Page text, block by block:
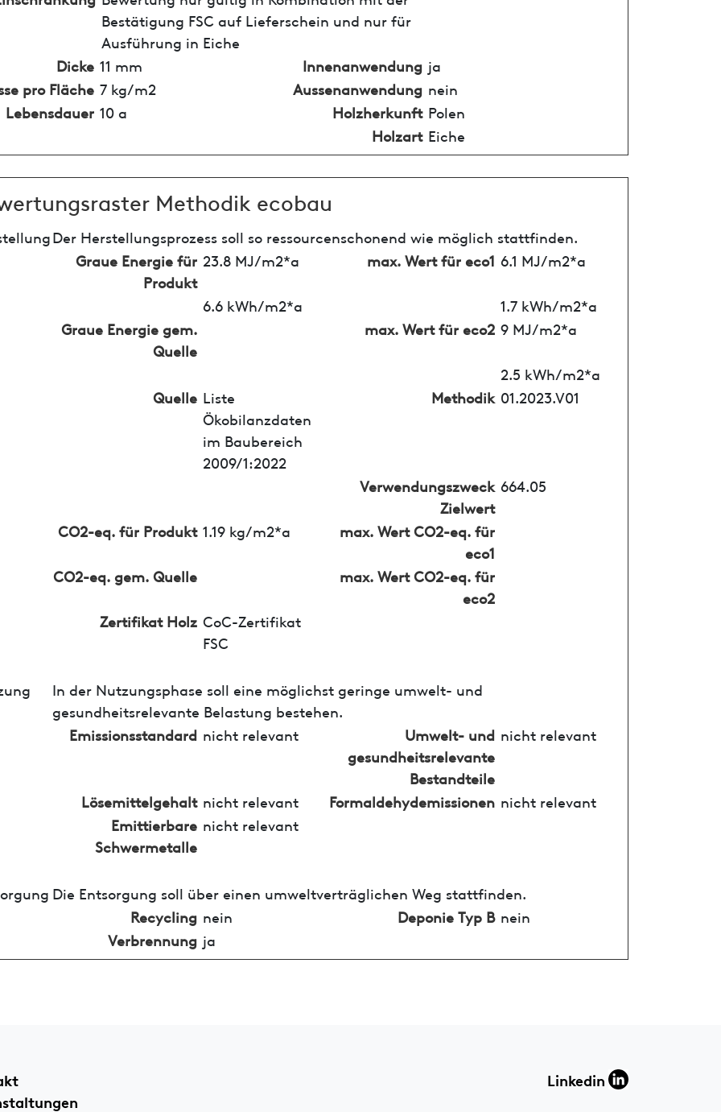
Bestätigung FSC auf Lieferschein und nur für
Ausführung in Eiche
Dicke 11 mm Innenanwendung ja
pro Fläche 7 kg/m2 Aussenanwendung nein
Lebensdauer 10 a Holzherkunft Polen
Holzart Eiche
Methodik ecobau
Der Herstellungsprozess soll so ressourcenschonend wie möglich stattfinden.
Graue Energie für
Produkt
23.8 MJ/m2*a max. Wert für eco1 6.1 MJ/m2*a
6.6 kWh/m2*a
1.7 kWh/m2*a
Graue Energie gem.
Quelle
max. Wert für eco2 9 MJ/m2*a
2.5 kWh/m2*a
Quelle Liste
Ökobilanzdaten
im Baubereich
2009/1:2022
Methodik 01.2023.V01
Verwendungszweck
Zielwert
664.05
CO2-eq. für Produkt 1.19 kg/m2*a
max. Wert CO2-eq. für
eco1
CO2-eq. gem. Quelle
max. Wert CO2-eq. für
eco2
Zertifikat Holz CoC-Zertifikat
FSC
In der Nutzungsphase soll eine möglichst geringe umwelt- und
gesundheitsrelevante Belastung bestehen.
Emissionsstandard nicht relevant
Umwelt- und
gesundheitsrelevante
Bestandteile
nicht relevant
Lösemittelgehalt nicht relevant Formaldehydemissionen nicht relevant
Emittierbare
Schwermetalle
nicht relevant
Die Entsorgung soll über einen umweltverträglichen Weg stattfinden.
Recycling nein Deponie Typ B nein
Verbrennung ja
Linkedin